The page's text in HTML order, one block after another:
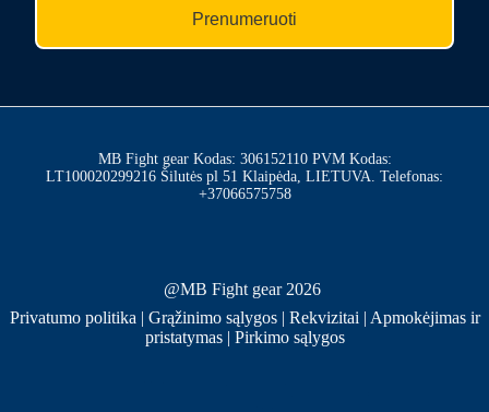
Prenumeruoti
MB Fight gear Kodas: 306152110 PVM Kodas:
LT100020299216 Šilutės pl 51 Klaipėda, LIETUVA. Telefonas:
+37066575758
@MB Fight gear 2026
Privatumo politika | Grąžinimo sąlygos | Rekvizitai | Apmokėjimas ir
pristatymas| Pirkimo sąlygos